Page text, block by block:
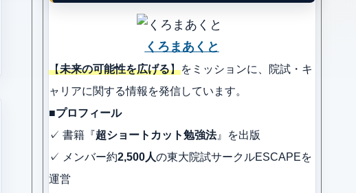
くろまあくと
【未来の可能性を広げる】をミッションに、院試・キ
ャリアに関する情報を発信しています。
■プロフィール
✓ 書籍『超ショートカット勉強法』を出版
✓ メンバー約2,500人の東大院試サークルESCAPEを
運営